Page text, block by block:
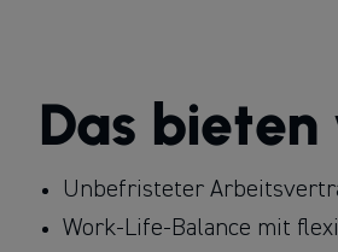
Das
Unbefristeter
Work-Life-Balance mit